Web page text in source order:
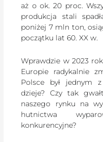
aż o ok. 20 proc.
produkcja stali
poniżej 7 mln ton,
początku lat 60. XX w.
Wprawdzie w 2023
Europie radykalnie
Polsce był jednym
dzieje? Czy tak
naszego rynku na
hutnictwa
konkurencyjne?